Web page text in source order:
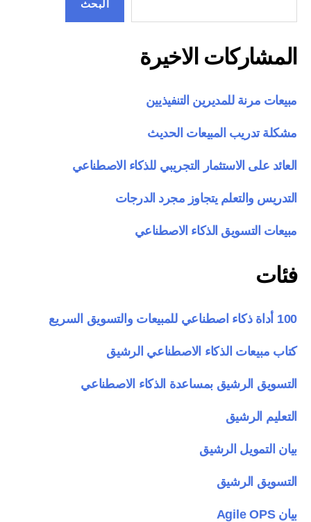
البحث
المشاركات الاخيرة
مبيعات مرنة للمديرين التنفيذيين
مشكلة تدريب المبيعات الحديث
العائد على الاستثمار التجريبي للذكاء الاصطناعي
التدريس والتعلم يتجاوز مجرد الدرجات
مبيعات التسويق الذكاء الاصطناعي
فئات
100 أداة ذكاء اصطناعي للمبيعات والتسويق السريع
كتاب مبيعات الذكاء الاصطناعي الرشيق
التسويق الرشيق بمساعدة الذكاء الاصطناعي
التعليم الرشيق
بيان التمويل الرشيق
التسويق الرشيق
بيان Agile OPS